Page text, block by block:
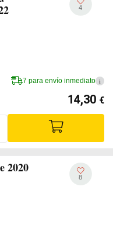
4
7 para envío inmediato i
14,30 €
2020
8